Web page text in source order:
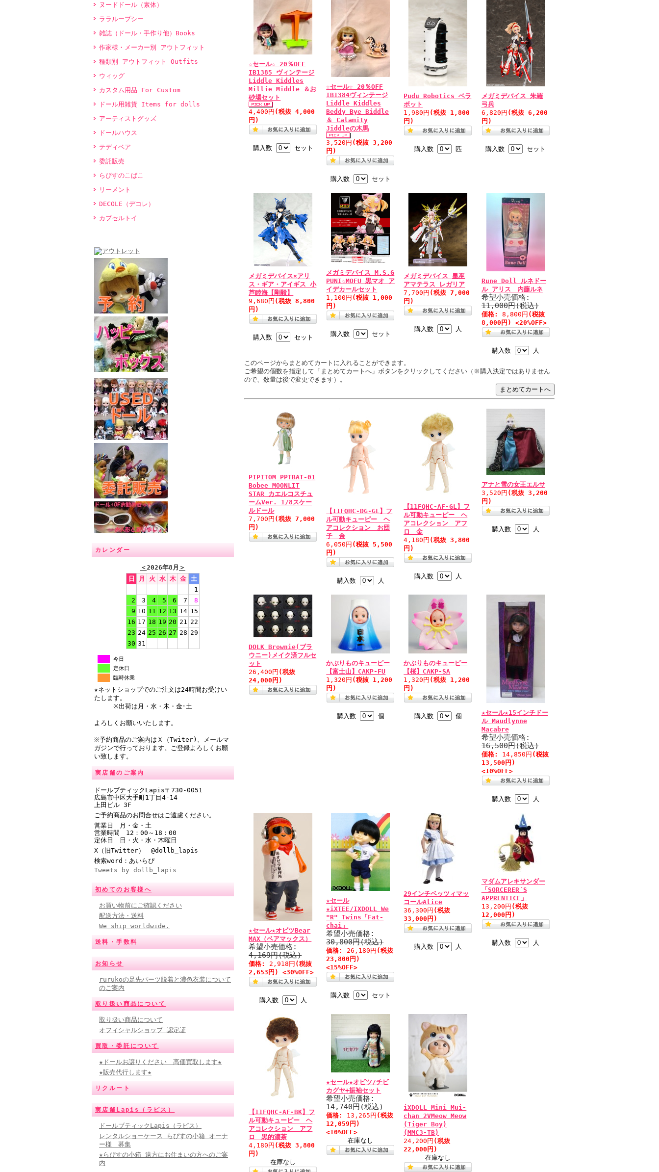
ヌードドール（素体）
ララループシー
雑誌（ドール・手作り他）Books
作家様・メーカー別 アウトフィット
種類別 アウトフィット Outfits
ウィッグ
カスタム用品 For Custom
ドール用雑貨 Items for dolls
アーティストグッズ
ドールハウス
テディベア
委託販売
らぴすのこばこ
リーメント
DECOLE（デコレ）
カプセルトイ
カレンダー
＜2026年8月 ＞
日
月 火 水 木 金 土
1
2
3 4 5 6 7
8
9 10 11 12 13 14 15
16 17 18 19 20 21 22
23 24 25 26 27 28 29
30 31
今日
定休日
臨時休業
★ネットショップでのご注文は24時間お受けい
たします。
※出荷は月・水・木・金･土
よろしくお願いいたします。
※予約商品のご案内はＸ（Twiter)、メールマ
ガジンで行っております。ご登録よろしくお願
い致します。
実店舗のご案内
ドールブティックLapis〒730-0051
広島市中区大手町1丁目4-14
上田ビル 3F
ご予約商品のお問合せはご遠慮ください。
営業日 月・金・土
営業時間
12：00～18：00
定休日 日・火・水・木曜日
X（旧Twitter） @dollb_lapis
検索word：あいらぴ
Tweets by dollb_lapis
初めてのお客様へ
お買い物前にご確認ください
配送方法・送料
We ship worldwide.
送料・手数料
お知らせ
rurukoの足先パーツ脱着と濃色衣装について
のご案内
取り扱い商品について
取り扱い商品について
オフィシャルショップ 認定証
買取・委託について
★ドールお譲りください 高価買取します★
★販売代行します★
リクルート
実店舗Lapis（ラピス）
ドールブティックLapis（ラピス）
レンタルショーケース らぴすの小箱 オーナ
ー様 募集
★らぴすの小箱 遠方にお住まいの方へのご案
内
☆セール☆ 20％OFF
IB1385 ヴィンテージ
Liddle Kiddles
Millie Middle ＆お
砂場セット
4,400円 (税抜 4,000
円)
購入数 セット
☆セール☆ 20％OFF
IB1384ヴィンテージ
Liddle Kiddles
Beddy Bye Biddle
＆ Calamity
Jiddleの木馬
3,520円 (税抜 3,200
円)
購入数 セット
Pudu Robotics ベラ
ボット
1,980円 (税抜 1,800
円)
購入数 匹
メガミデバイス 朱羅
弓兵
6,820円 (税抜 6,200
円)
購入数 セット
メガミデバイス×アリ
ス・ギア・アイギス 小
芦睦海【剛毅】
9,680円 (税抜 8,800
円)
購入数 セット
メガミデバイス M.S.G
PUNI☆MOFU 黒マオ ア
イデカールセット
1,100円 (税抜 1,000
円)
購入数 セット
メガミデバイス 皇巫
アマテラス レガリア
7,700円 (税抜 7,000
円)
購入数 人
Rune Doll ルネドー
ル アリス 内藤ルネ
希望小売価格:
11,000円(税込)
価格: 8,800円 (税抜
8,000円) <20%OFF>
購入数
人
このページからまとめてカートに入れることができます。
ご希望の個数を指定して「まとめてカートへ」ボタンをクリックしてください（※購入決定ではありません
ので、数量は後で変更できます）。
PIPITOM PPTBAT-01
Bobee MOONLIT
STAR カエルコスチュ
ームVer. 1/8スケー
ルドール
7,700円 (税抜 7,000
円)
【11FQHC-DG-GL】フ
ル可動キューピー ヘ
アコレクション お団
子 金
6,050円 (税抜 5,500
円)
購入数 人
【11FQHC-AF-GL】フ
ル可動キューピー ヘ
アコレクション アフ
ロ 金
4,180円 (税抜 3,800
円)
購入数 人
アナと雪の女王エルサ
3,520円 (税抜 3,200
円)
購入数 人
DOLK Brownie(ブラ
ウニー)メイク済フルセ
ット
26,400円 (税抜
24,000円)
かぶりものキューピー
【富士山】CAKP-FU
1,320円 (税抜 1,200
円)
購入数 個
かぶりものキューピー
【桜】CAKP-SA
1,320円 (税抜 1,200
円)
購入数 個
★セール★15インチドー
ル Maudlynne
Macabre
希望小売価格:
16,500円(税込)
価格: 14,850円 (税抜
13,500円)
<10%OFF>
購入数 人
★セール★オビツBear
MAX（ベアマックス）
希望小売価格:
4,169円(税込)
価格: 2,918円 (税抜
2,653円) <30%OFF>
購入数 人
★セール
★iXTEE/IXDOLL We
"R" Twins「Fat-
chai」
希望小売価格:
30,800円(税込)
価格: 26,180円 (税抜
23,800円)
<15%OFF>
購入数 セット
29インチベッツィマッ
コールAlice
36,300円 (税抜
33,000円)
購入数 人
マダムアレキサンダー
「SORCERER´S
APPRENTICE」
13,200円 (税抜
12,000円)
購入数 人
【11FQHC-AF-BK】フ
ル可動キューピー ヘ
アコレクション アフ
ロ 黒的濃茶
4,180円 (税抜 3,800
円)
在庫なし
★セール★オビツ/チビ
カグヤ+振袖セット
希望小売価格:
14,740円(税込)
価格: 13,265円 (税抜
12,059円)
<10%OFF>
在庫なし
iXDOLL Mini Mui-
chan 2VMeow Meow
(Tiger Boy)
(MMC3-TB)
24,200円 (税抜
22,000円)
在庫なし